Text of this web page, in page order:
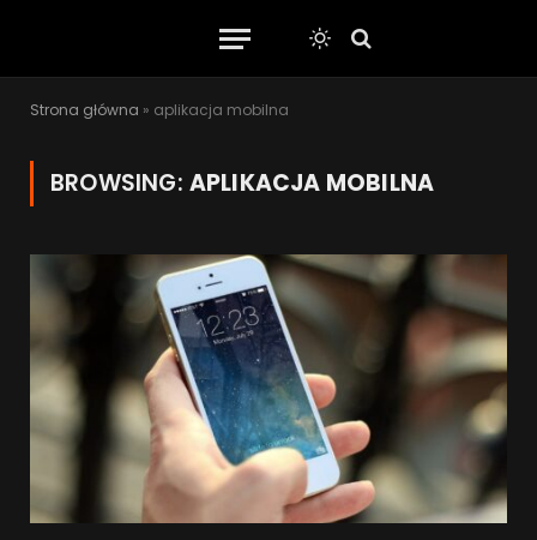
Strona główna » aplikacja mobilna
BROWSING: APLIKACJA MOBILNA